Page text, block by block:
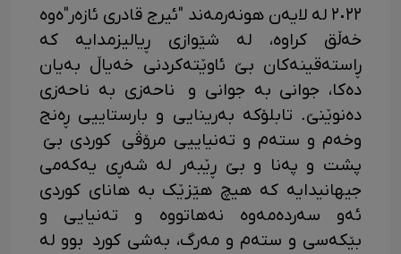
٢٠٢٢ لە لایەن هونەرمەند "ئیرج قادری ئازەر"ەوە
خەڵق کراوە، لە شێوازی ڕیالیزمدایە کە
ڕاستەقینەکان بێ ئاوێتەکردنی خەیاڵ بەیان
دەکا، جوانی بە جوانی و ناحەزی بە ناحەزی
دەنوێنێ. تابلۆکە بەرینایی و بارستاییی ڕەنج
وخەم و ستەم و تەنیاییی مرۆڤی کوردی بێ
پشت و پەنا و بێ ڕێبەر لە شەڕی یەکەمی
جیهانیدایە کە هیچ هێزێک بە هانای کوردی
ئەو سەردەمەوە نەهاتووە و تەنیایی و
بێکەسی و ستەم و مەرگ، بەشی کورد بوو لە